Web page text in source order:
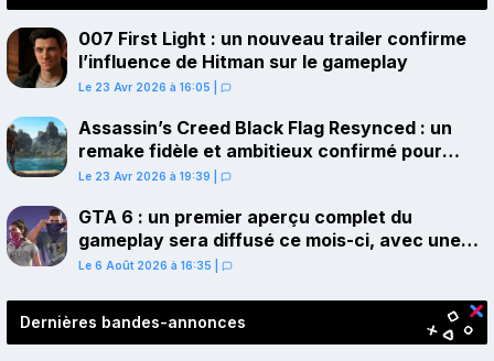
007 First Light : un nouveau trailer confirme
l’influence de Hitman sur le gameplay
Le 23 Avr 2026 à 16:05
Assassin’s Creed Black Flag Resynced : un
remake fidèle et ambitieux confirmé pour
juillet sur PS5
Le 23 Avr 2026 à 19:39
GTA 6 : un premier aperçu complet du
gameplay sera diffusé ce mois-ci, avec une
avant-première sur Netflix
Le 6 Août 2026 à 16:35
Dernières bandes-annonces